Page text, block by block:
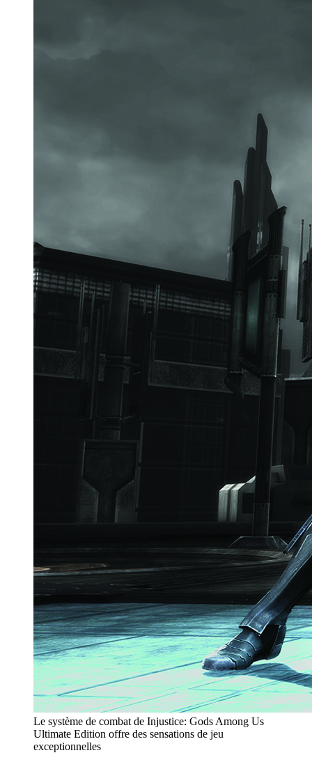
Le système de combat de Injustice: Gods Among Us
Ultimate Edition offre des sensations de jeu
exceptionnelles